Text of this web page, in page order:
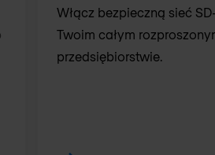
Włącz bezpieczną sieć
Twoim całym
przedsiębiorstwie.